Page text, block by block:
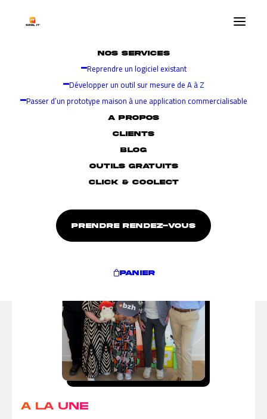
NOS SERVICES
Reprendre un logiciel existant
Développer un outil sur mesure de A à Z
Passer d’un prototype maison à une application commercialisable
A PROPOS
CLIENTS
BLOG
OUTILS GRATUITS
CLICK & COOLECT
PRENDRE RENDEZ-VOUS
PANIER
LE COOL IT BLOG
Le blog qui rend
l’informatique plus claire et
A LA UNE